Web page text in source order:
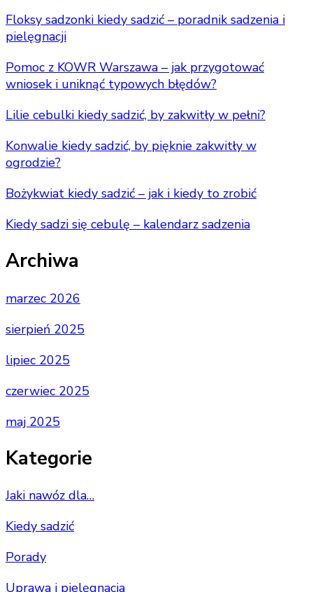
Floksy sadzonki kiedy sadzić – poradnik sadzenia i
pielęgnacji
Pomoc z KOWR Warszawa – jak przygotować
wniosek i uniknąć typowych błędów?
Lilie cebulki kiedy sadzić, by zakwitły w pełni?
Konwalie kiedy sadzić, by pięknie zakwitły w
ogrodzie?
Bożykwiat kiedy sadzić – jak i kiedy to zrobić
Kiedy sadzi się cebulę – kalendarz sadzenia
Archiwa
marzec 2026
sierpień 2025
lipiec 2025
czerwiec 2025
maj 2025
Kategorie
Jaki nawóz dla…
Kiedy sadzić
Porady
Uprawa i pielęgnacja